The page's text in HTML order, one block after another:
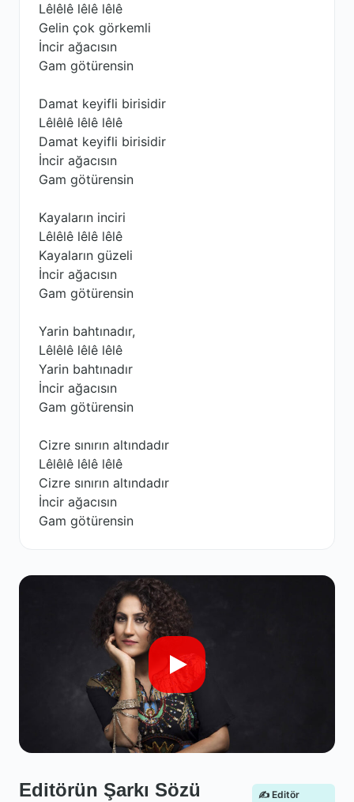
Lêlêlê lêlê lêlê
Gelin çok görkemli
İncir ağacısın
Gam götürensin
Damat keyifli birisidir
Lêlêlê lêlê lêlê
Damat keyifli birisidir
İncir ağacısın
Gam götürensin
Kayaların inciri
Lêlêlê lêlê lêlê
Kayaların güzeli
İncir ağacısın
Gam götürensin
Yarin bahtınadır,
Lêlêlê lêlê lêlê
Yarin bahtınadır
İncir ağacısın
Gam götürensin
Cizre sınırın altındadır
Lêlêlê lêlê lêlê
Cizre sınırın altındadır
İncir ağacısın
Gam götürensin
Editörün Şarkı Sözü
✍️ Editör